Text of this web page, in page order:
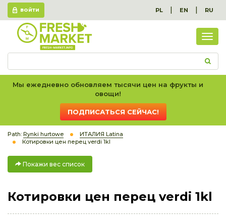
ВОЙТИ PL | EN | RU
вес
Мы ежедневно обновляем тысячи цен на фрукты и
овощи!
ПОДПИСАТЬСЯ СЕЙЧАС!
Path: Rynki hurtowe
ИТАЛИЯ Latina
Котировки цен перец verdi 1kl
Покажи вес список
Котировки цен перец verdi 1kl